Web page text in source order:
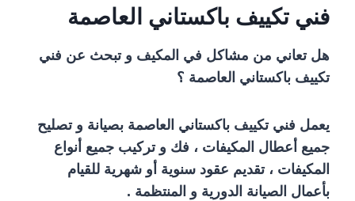
فني تكييف باكستاني العاصمة
هل تعاني من مشاكل في المكيف و تبحث عن فني
تكييف باكستاني العاصمة ؟
يعمل فني تكييف باكستاني العاصمة بصيانة و تصليح
جميع أعطال المكيفات ، فك و تركيب جميع أنواع
المكيفات ، تقديم عقود سنوية أو شهرية للقيام
بأعمال الصيانة الدورية و المنتظمة .